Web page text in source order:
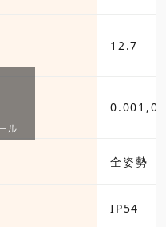
12.7
全姿勢
IP54